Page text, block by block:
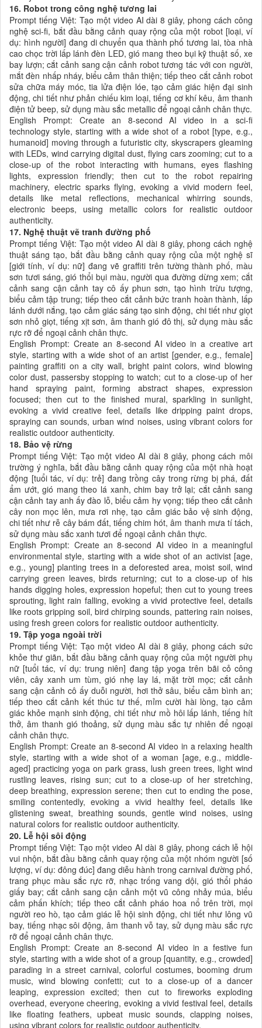
16. Robot trong công nghệ tương lai
Prompt tiếng Việt: Tạo một video AI dài 8 giây, phong cách công
nghệ sci-fi, bắt đầu bằng cảnh quay rộng của một robot [loại, ví
dụ: hình người] đang di chuyển qua thành phố tương lai, tòa nhà
cao chọc trời lấp lánh đèn LED, gió mang theo bụi kỹ thuật số, xe
bay lượn; cắt cảnh sang cận cảnh robot tương tác với con người,
mắt đèn nhấp nháy, biểu cảm thân thiện; tiếp theo cắt cảnh robot
sửa chữa máy móc, tia lửa điện lóe, tạo cảm giác hiện đại sinh
động, chi tiết như phản chiếu kim loại, tiếng cơ khí kêu, âm thanh
điện tử beep, sử dụng màu sắc metallic để ngoại cảnh chân thực.
English Prompt: Create an 8-second AI video in a sci-fi
technology style, starting with a wide shot of a robot [type, e.g.,
humanoid] moving through a futuristic city, skyscrapers gleaming
with LEDs, wind carrying digital dust, flying cars zooming; cut to a
close-up of the robot interacting with humans, eyes flashing
lights, expression friendly; then cut to the robot repairing
machinery, electric sparks flying, evoking a vivid modern feel,
details like metal reflections, mechanical whirring sounds,
electronic beeps, using metallic colors for realistic outdoor
authenticity.
17. Nghệ thuật vẽ tranh đường phố
Prompt tiếng Việt: Tạo một video AI dài 8 giây, phong cách nghệ
thuật sáng tạo, bắt đầu bằng cảnh quay rộng của một nghệ sĩ
[giới tính, ví dụ: nữ] đang vẽ graffiti trên tường thành phố, màu
sơn tươi sáng, gió thổi bụi màu, người qua đường dừng xem; cắt
cảnh sang cận cảnh tay cô ấy phun sơn, tạo hình trừu tượng,
biểu cảm tập trung; tiếp theo cắt cảnh bức tranh hoàn thành, lấp
lánh dưới nắng, tạo cảm giác sáng tạo sinh động, chi tiết như giọt
sơn nhỏ giọt, tiếng xịt sơn, âm thanh gió đô thị, sử dụng màu sắc
rực rỡ để ngoại cảnh chân thực.
English Prompt: Create an 8-second AI video in a creative art
style, starting with a wide shot of an artist [gender, e.g., female]
painting graffiti on a city wall, bright paint colors, wind blowing
color dust, passersby stopping to watch; cut to a close-up of her
hand spraying paint, forming abstract shapes, expression
focused; then cut to the finished mural, sparkling in sunlight,
evoking a vivid creative feel, details like dripping paint drops,
spraying can sounds, urban wind noises, using vibrant colors for
realistic outdoor authenticity.
18. Bảo vệ rừng
Prompt tiếng Việt: Tạo một video AI dài 8 giây, phong cách môi
trường ý nghĩa, bắt đầu bằng cảnh quay rộng của một nhà hoạt
động [tuổi tác, ví dụ: trẻ] đang trồng cây trong rừng bị phá, đất
ẩm ướt, gió mang theo lá xanh, chim bay trở lại; cắt cảnh sang
cận cảnh tay anh ấy đào lỗ, biểu cảm hy vọng; tiếp theo cắt cảnh
cây non mọc lên, mưa rơi nhẹ, tạo cảm giác bảo vệ sinh động,
chi tiết như rễ cây bám đất, tiếng chim hót, âm thanh mưa tí tách,
sử dụng màu sắc xanh tươi để ngoại cảnh chân thực.
English Prompt: Create an 8-second AI video in a meaningful
environmental style, starting with a wide shot of an activist [age,
e.g., young] planting trees in a deforested area, moist soil, wind
carrying green leaves, birds returning; cut to a close-up of his
hands digging holes, expression hopeful; then cut to young trees
sprouting, light rain falling, evoking a vivid protective feel, details
like roots gripping soil, bird chirping sounds, pattering rain noises,
using fresh green colors for realistic outdoor authenticity.
19. Tập yoga ngoài trời
Prompt tiếng Việt: Tạo một video AI dài 8 giây, phong cách sức
khỏe thư giãn, bắt đầu bằng cảnh quay rộng của một người phụ
nữ [tuổi tác, ví dụ: trung niên] đang tập yoga trên bãi cỏ công
viên, cây xanh um tùm, gió nhẹ lay lá, mặt trời mọc; cắt cảnh
sang cận cảnh cô ấy duỗi người, hơi thở sâu, biểu cảm bình an;
tiếp theo cắt cảnh kết thúc tư thế, mỉm cười hài lòng, tạo cảm
giác khỏe mạnh sinh động, chi tiết như mồ hôi lấp lánh, tiếng hít
thở, âm thanh gió thoảng, sử dụng màu sắc tự nhiên để ngoại
cảnh chân thực.
English Prompt: Create an 8-second AI video in a relaxing health
style, starting with a wide shot of a woman [age, e.g., middle-
aged] practicing yoga on park grass, lush green trees, light wind
rustling leaves, rising sun; cut to a close-up of her stretching,
deep breathing, expression serene; then cut to ending the pose,
smiling contentedly, evoking a vivid healthy feel, details like
glistening sweat, breathing sounds, gentle wind noises, using
natural colors for realistic outdoor authenticity.
20. Lễ hội sôi động
Prompt tiếng Việt: Tạo một video AI dài 8 giây, phong cách lễ hội
vui nhộn, bắt đầu bằng cảnh quay rộng của một nhóm người [số
lượng, ví dụ: đông đúc] đang diễu hành trong carnival đường phố,
trang phục màu sắc rực rỡ, nhạc trống vang dội, gió thổi pháo
giấy bay; cắt cảnh sang cận cảnh một vũ công nhảy múa, biểu
cảm phấn khích; tiếp theo cắt cảnh pháo hoa nổ trên trời, mọi
người reo hò, tạo cảm giác lễ hội sinh động, chi tiết như lông vũ
bay, tiếng nhạc sôi động, âm thanh vỗ tay, sử dụng màu sắc rực
rỡ để ngoại cảnh chân thực.
English Prompt: Create an 8-second AI video in a festive fun
style, starting with a wide shot of a group [quantity, e.g., crowded]
parading in a street carnival, colorful costumes, booming drum
music, wind blowing confetti; cut to a close-up of a dancer
leaping, expression excited; then cut to fireworks exploding
overhead, everyone cheering, evoking a vivid festival feel, details
like floating feathers, upbeat music sounds, clapping noises,
using vibrant colors for realistic outdoor authenticity.